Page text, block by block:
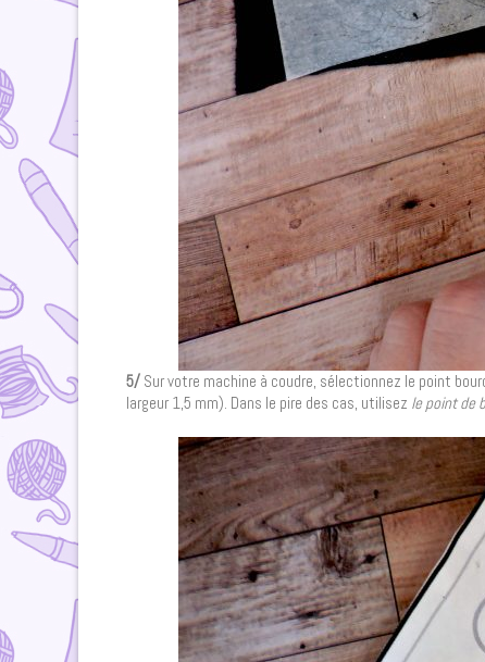
5/ Sur votre machine à coudre, sélectionnez le point
largeur 1,5 mm). Dans le pire des cas, utilisez le point de